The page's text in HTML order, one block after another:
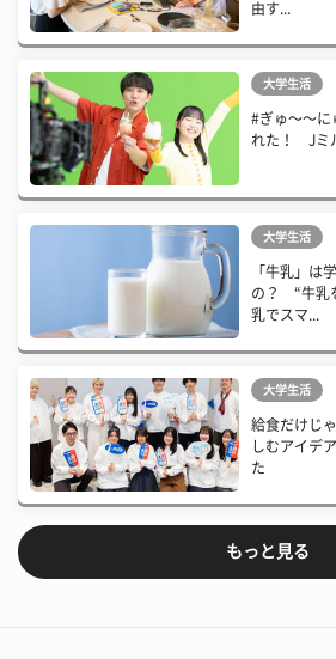
由す...
大学生活
#ぎゅ〜〜に
れた！ Jミ
大学生活
「牛乳」は
の？ “牛乳
乳でスマ...
大学生活
給食だけじ
しむアイデ
た
もっと見る